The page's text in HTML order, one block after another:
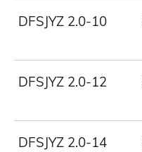
DFSJYZ 2.0-10
DFSJYZ 2.0-12
DFSJYZ 2.0-14